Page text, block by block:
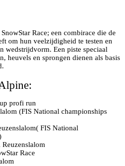
Race; een combirace die de
om hun veelzijdigheid te testen en
wedstrijdvorm. Een piste speciaal
heuvels en sprongen dienen als basis
profi run
(FIS National championships
FIS National
Race